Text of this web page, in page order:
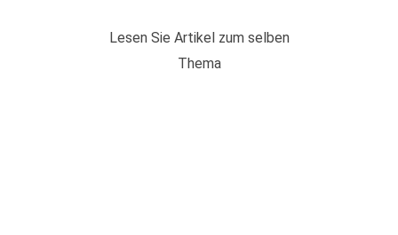
Lesen Sie Artikel zum selben
Thema